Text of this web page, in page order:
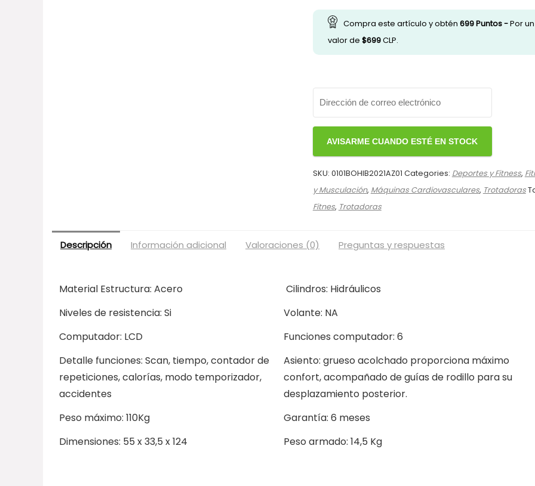
$149.990.$139.990.
Compra este artículo y obtén 699Puntos -Por un
valor de $699CLP.
SKU: 0101BOHIB2021AZ01 Categories: Deportes y Fitness,
y Musculación, Máquinas Cardiovasculares, Trotadoras
Fitnes, Trotadoras
Descripción Información adicional Valoraciones (0) Preguntas y respuestas
Material Estructura: Acero
Cilindros: Hidráulicos
Niveles de resistencia: Si
Volante: NA
Computador: LCD
Funciones computador: 6
Detalle funciones: Scan, tiempo, contador de
repeticiones, calorías, modo temporizador,
accidentes
Asiento: grueso acolchado proporciona máximo
confort, acompañado de guías de rodillo para su
desplazamiento posterior.
Peso máximo: 110Kg
Garantía: 6 meses
Dimensiones: 55 x 33,5 x 124
Peso armado: 14,5 Kg